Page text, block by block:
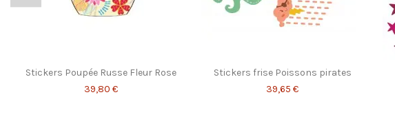
Stickers Poupée Russe Fleur Rose
39,80 €
Stickers frise Poissons pirates
39,65 €